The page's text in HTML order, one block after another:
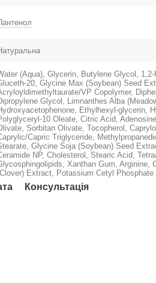
(Aqua), Glycerin, Butylene Glycol,
20, Glycine Max (Soybean) Seed
VP Copolymer,
Glycol, Limnanthes Alba
Ethylhexyl-glycerin,
10 Oleate, Citric Acid,
Sorbitan Olivate, Tocopherol,
Capric Triglyceride,
Glycine Soja (Soybean) Seed
NP, Cholesterol, Stearic Acid,
Xanthan Gum, Arginine,
Extract, Potassium Cetyl Phosphate
Консультація